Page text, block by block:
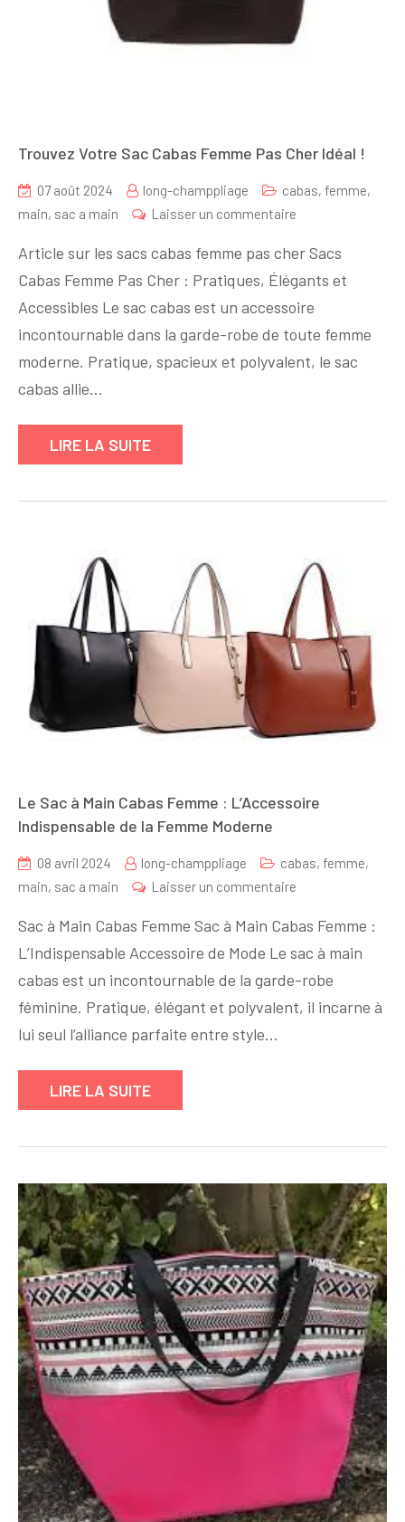
Trouvez Votre Sac Cabas Femme Pas Cher Idéal !
07 août 2024 long-champpliage cabas, femme,
main, sac a main Laisser un commentaire
Votre
Sac
Cabas
Femme
Pas
Article sur les sacs cabas femme pas cher Sacs
Cabas Femme Pas Cher : Pratiques, Élégants et
Accessibles Le sac cabas est un accessoire
incontournable dans la garde-robe de toute femme
moderne. Pratique, spacieux et polyvalent, le sac
cabas allie…
LIRE LA SUITE
Le Sac à Main Cabas Femme : L’Accessoire
Indispensable de la Femme Moderne
08 avril 2024 long-champpliage cabas, femme,
main, sac a main Laisser un commentaire
Sac
à
Main
Cabas
la
Moderne
Sac à Main Cabas Femme Sac à Main Cabas Femme :
L’Indispensable Accessoire de Mode Le sac à main
cabas est un incontournable de la garde-robe
féminine. Pratique, élégant et polyvalent, il incarne à
lui seul l’alliance parfaite entre style…
LIRE LA SUITE